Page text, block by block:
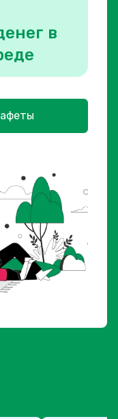
в